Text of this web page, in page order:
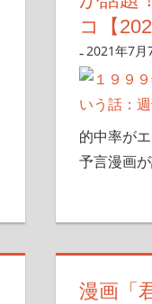
コ【
2021年7月
的中率が
予言漫画が
漫画「